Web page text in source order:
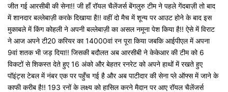
जीत गई आरसीबी की सेना!! जी हाँ रॉयल चैलेंजर्स बेंगलुरु टीम ने पहले गेंदबाज़ी तो बाद
में शानदार बल्लेबाज़ी करके दिखाया है!! वहीं दो मैच में शून्य पर आउट होने के बाद इस
मुकाबले में किंग कोहली ने अपनी बल्लेबाज़ी का असल नमूना पेश किया है!! ऐसे में विराट
ने आज अपने टी20 करियर का 14000वां रन पूरा किया जबकि आईपीएल में अपना
9वां शतक भी जड़ दिया!! जिसकी बदौलत अब आरसीबी ने केकेआर की टीम को 6
विकटों से शिकस्त देते हुए 16 अंको और बेहतर रनरेट को अपने हाथों में रखते हुए
पॉइंट्स टेबल में नंबर एक पर पहुँच गई है और अब पाटीदार की सेना प्ले ऑफ्स में जाने के
काफी करीब है!! 193 रनों के लक्ष्य को हासिल करने मैदान पर आए रॉयल चैलेंजर्स